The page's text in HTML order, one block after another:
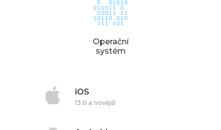
Operační
systém
iOS
13.0 a novější